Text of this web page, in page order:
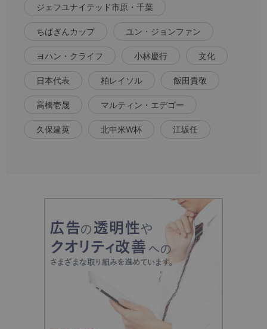
ジェフユナイテッド市原・千葉
ちばぎんカップ ユン・ジョンファン
ヨハン・クライフ 小林慶行 文化
日本代表 柏レイソル 飯田貴敬
高橋壱晟 マルティン・エデゴー
久保建英 北中米W杯 江坂任